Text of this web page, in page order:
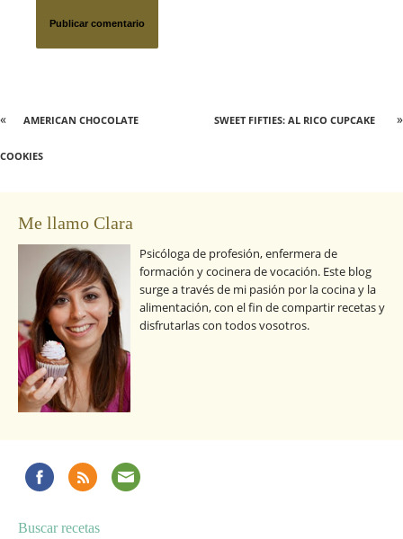
SWEET FIFTIES: AL RICO CUPCAKE »
« AMERICAN CHOCOLATE
COOKIES
Me llamo Clara
Psicóloga de profesión, enfermera de
formación y cocinera de vocación. Este blog
surge a través de mi pasión por la cocina y la
alimentación, con el fin de compartir recetas y
disfrutarlas con todos vosotros.
Buscar recetas